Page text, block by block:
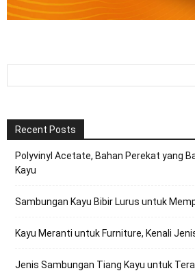
Recent Posts
Polyvinyl Acetate, Bahan Perekat yang
Kayu
Sambungan Kayu Bibir Lurus untuk
Kayu Meranti untuk Furniture, Kenali
Jenis Sambungan Tiang Kayu untuk